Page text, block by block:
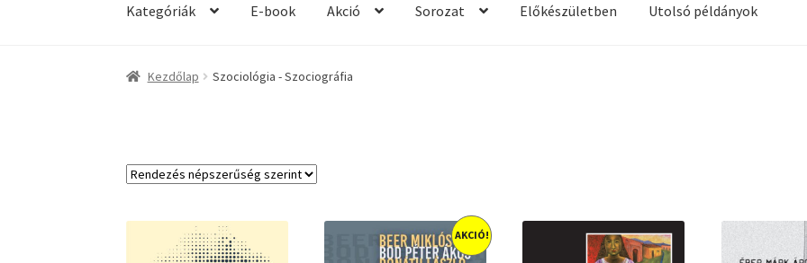
Kategóriák E-book Akció Sorozat Előkészületben Utolsó példányok
Kezdőlap Szociológia - Szociográfia
AKCIÓ!